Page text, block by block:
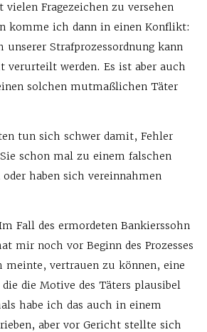
Fragezeichen zu versehen
komme ich dann in einen Konflikt:
unserer Strafprozessordnung kann
verurteilt werden. Es ist aber auch
solchen mutmaßlichen Täter
tun sich schwer damit, Fehler
schon mal zu einem falschen
haben sich vereinnahmen
Fall des ermordeten Bankierssohn
mir noch vor Beginn des Prozesses
meinte, vertrauen zu können, eine
die Motive des Täters plausibel
habe ich das auch in einem
aber vor Gericht stellte sich